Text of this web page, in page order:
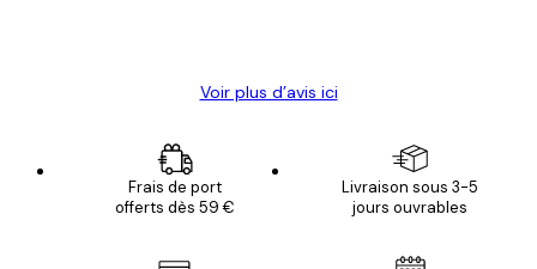
Voir plus d’avis ici
Frais de port
offerts dès 59 €
Livraison sous 3-5
jours ouvrables